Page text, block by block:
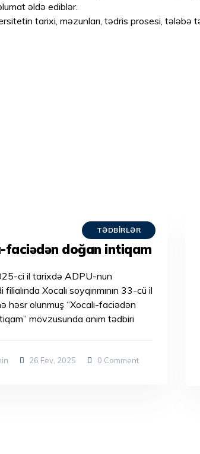
əldə ediblər.
tarixi, məzunları, tədris prosesi, tələbə
TƏDBIRLƏR
faciədən doğan intiqam
ci il tarixdə ADPU-nun
Xocalı soyqırımının 33-cü il
həsr olunmuş “Xocalı-faciədən
mövzusunda anım tədbiri
26 Fev, 2025 0 Comment